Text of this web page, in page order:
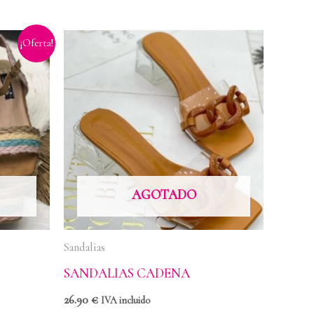
¡Oferta!
AGOTADO
Sandalias
SANDALIAS CADENA
26.90€ IVA incluido